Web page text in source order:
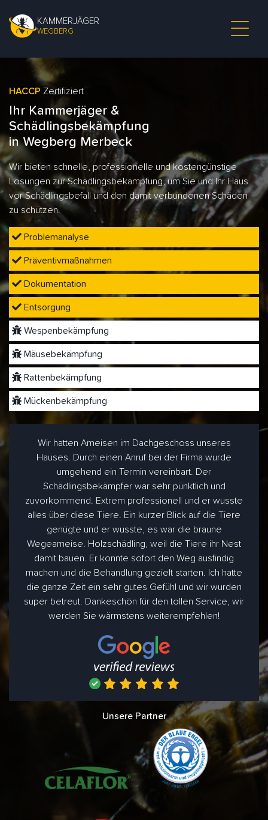
KAMMERJÄGER
WEGBERG
HACCP Zertifiziert
Ihr Kammerjäger &
Schädlingsbekämpfung
in Wegberg Merbeck
Wir bieten schnelle, professionelle und kostengünstige
Lösungen zur Schädlingsbekämpfung, um Sie und Ihr Haus
vor Schädlingsbefall und den damit verbundenen Schäden
zu schützen.
Problemanalyse
Präventivmaßnahmen
Dokumentation
Entsorgung
Wespenbekämpfung
Mäusebekämpfung
Rattenbekämpfung
Mückenbekämpfung
Wir hatten Ameisen im Dachgeschoss unseres
Hauses. Durch einen Anruf bei der Firma wurde
umgehend ein Termin vereinbart. Der
Schädlingsbekämpfer war sehr pünktlich und
zuvorkommend. Extrem professionell und er wusste
alles über diese Tiere. Ein kurzer Blick auf die Tiere
genügte und er wusste, es war die braune
Wegeameise. Holzschädling, weil die Tiere ihr Nest
damit bauen. Er konnte sofort den Weg ausfindig
machen und die Behandlung gezielt starten. Ich hatte
die ganze Zeit ein sehr gutes Gefühl und wir wurden
super betreut. Dankeschön für den tollen Service, wir
werden Sie wärmstens weiterempfehlen!
Unsere Partner